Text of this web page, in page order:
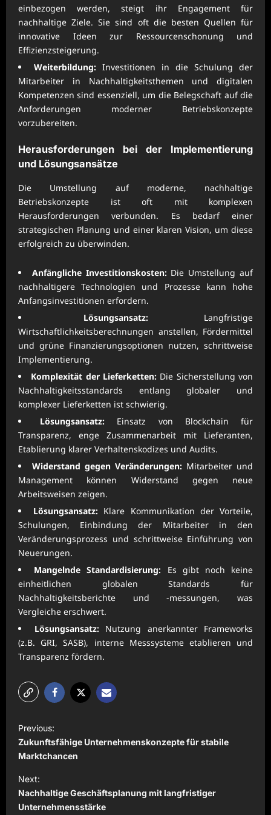
einbezogen werden, steigt ihr Engagement für
nachhaltige Ziele. Sie sind oft die besten Quellen für
innovative Ideen zur Ressourcenschonung und
Effizienzsteigerung.
Weiterbildung: Investitionen in die Schulung der
Mitarbeiter in Nachhaltigkeitsthemen und digitalen
Kompetenzen sind essenziell, um die Belegschaft auf die
Anforderungen moderner Betriebskonzepte
vorzubereiten.
Herausforderungen bei der Implementierung
und Lösungsansätze
Die Umstellung auf moderne, nachhaltige
Betriebskonzepte ist oft mit komplexen
Herausforderungen verbunden. Es bedarf einer
strategischen Planung und einer klaren Vision, um diese
erfolgreich zu überwinden.
Anfängliche Investitionskosten:Die Umstellung auf
nachhaltigere Technologien und Prozesse kann hohe
Anfangsinvestitionen erfordern.
Lösungsansatz: Langfristige
Wirtschaftlichkeitsberechnungen anstellen, Fördermittel
und grüne Finanzierungsoptionen nutzen, schrittweise
Implementierung.
Komplexität der Lieferketten: Die Sicherstellung von
Nachhaltigkeitsstandards entlang globaler und
komplexer Lieferketten ist schwierig.
Lösungsansatz: Einsatz von Blockchain für
Transparenz, enge Zusammenarbeit mit Lieferanten,
Etablierung klarer Verhaltenskodizes und Audits.
Widerstand gegen Veränderungen: Mitarbeiter und
Management können Widerstand gegen neue
Arbeitsweisen zeigen.
Lösungsansatz: Klare Kommunikation der Vorteile,
Schulungen, Einbindung der Mitarbeiter in den
Veränderungsprozess und schrittweise Einführung von
Neuerungen.
Mangelnde Standardisierung: Es gibt noch keine
einheitlichen globalen Standards für
Nachhaltigkeitsberichte und -messungen, was
Vergleiche erschwert.
Lösungsansatz:Nutzung anerkannter Frameworks
(z.B. GRI, SASB), interne Messsysteme etablieren und
Transparenz fördern.
P
o
s
t
n
Previous:
Zukunftsfähige Unternehmenskonzepte für stabile
Marktchancen
Next:
Nachhaltige Geschäftsplanung mit langfristiger
Unternehmensstärke